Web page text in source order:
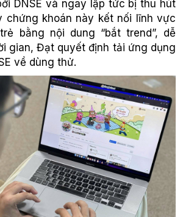
DNSE và ngay lập tức bị thu hút
chứng khoán này kết nối lĩnh vực
bằng nội dung “bắt trend”, dễ
gian, Đạt quyết định tải ứng dụng
về dùng thử.